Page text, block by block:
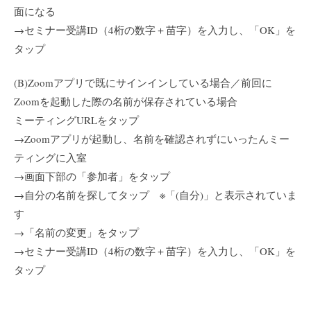
面になる
→セミナー受講ID（4桁の数字＋苗字）を入力し、「OK」を
タップ
(B)Zoomアプリで既にサインインしている場合／前回に
Zoomを起動した際の名前が保存されている場合
ミーティングURLをタップ
→Zoomアプリが起動し、名前を確認されずにいったんミー
ティングに入室
→画面下部の「参加者」をタップ
→自分の名前を探してタップ ※「(自分)」と表示されていま
す
→「名前の変更」をタップ
→セミナー受講ID（4桁の数字＋苗字）を入力し、「OK」を
タップ